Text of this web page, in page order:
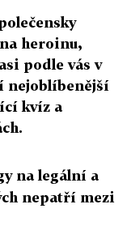
heroinu,
podle vás v
nejoblíbenější
kvíz a
na legální a
nepatří mezi